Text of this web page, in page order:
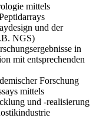
mittels
und der
NGS)
in
mit entsprechenden
Forschung
mittels
und -realisierung